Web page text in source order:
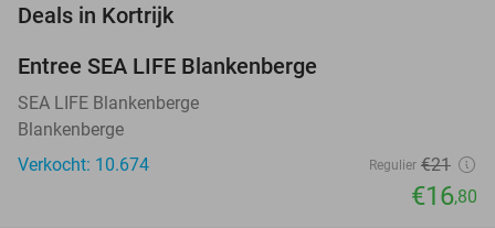
Deals in Kortrijk
Entree SEA LIFE Blankenberge
SEA LIFE Blankenberge
Blankenberge
Verkocht: 10.674
Regulier €21
€16,80